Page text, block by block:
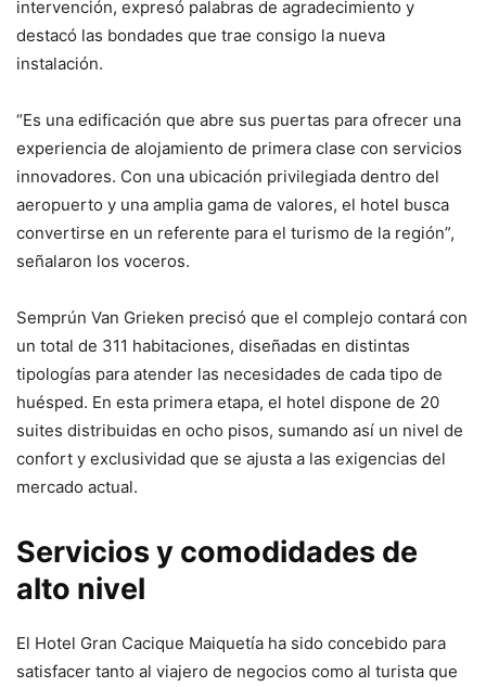
intervención, expresó palabras de agradecimiento y
destacó las bondades que trae consigo la nueva
instalación.
“Es una edificación que abre sus puertas para ofrecer una
experiencia de alojamiento de primera clase con servicios
innovadores. Con una ubicación privilegiada dentro del
aeropuerto y una amplia gama de valores, el hotel busca
convertirse en un referente para el turismo de la región”,
señalaron los voceros.
Semprún Van Grieken precisó que el complejo contará con
un total de 311 habitaciones, diseñadas en distintas
tipologías para atender las necesidades de cada tipo de
huésped. En esta primera etapa, el hotel dispone de 20
suites distribuidas en ocho pisos, sumando así un nivel de
confort y exclusividad que se ajusta a las exigencias del
mercado actual.
Servicios y comodidades de
alto nivel
El Hotel Gran Cacique Maiquetía ha sido concebido para
satisfacer tanto al viajero de negocios como al turista que